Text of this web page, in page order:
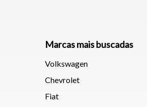
Marcas mais buscadas
Volkswagen
Chevrolet
Fiat